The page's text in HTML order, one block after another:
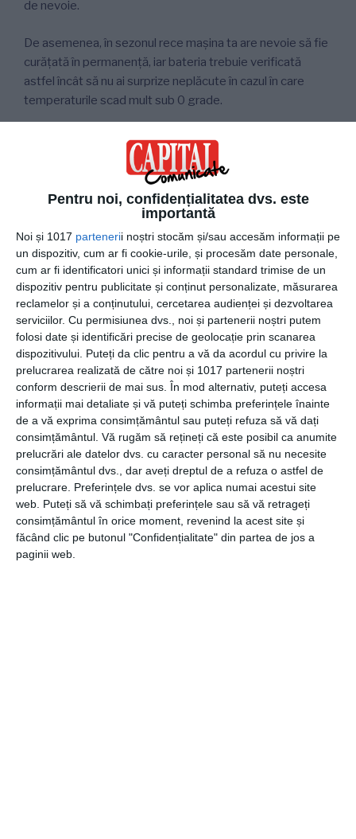
Pentru noi, confidențialitatea dvs. este
importantă
Noi și 1017 partenerii noștri stocăm și/sau accesăm informații pe
un dispozitiv, cum ar fi cookie-urile, și procesăm date personale,
cum ar fi identificatori unici și informații standard trimise de un
dispozitiv pentru publicitate și conținut personalizate, măsurarea
reclamelor și a conținutului, cercetarea audienței și dezvoltarea
serviciilor. Cu permisiunea dvs., noi și partenerii noștri putem
folosi date și identificări precise de geolocație prin scanarea
dispozitivului. Puteți da clic pentru a vă da acordul cu privire la
prelucrarea realizată de către noi și 1017 partenerii noștri
conform descrierii de mai sus. În mod alternativ, puteți accesa
informații mai detaliate și vă puteți schimba preferințele înainte
de a vă exprima consimțământul sau puteți refuza să vă dați
consimțământul. Vă rugăm să rețineți că este posibil ca anumite
prelucrări ale datelor dvs. cu caracter personal să nu necesite
consimțământul dvs., dar aveți dreptul de a refuza o astfel de
prelucrare. Preferințele dvs. se vor aplica numai acestui site
web. Puteți să vă schimbați preferințele sau să vă retrageți
consimțământul în orice moment, revenind la acest site și
făcând clic pe butonul "Confidențialitate" din partea de jos a
paginii web.
de nevoie.
De asemenea, în sezonul rece mașina ta are nevoie să fie
curățată în permanență, iar bateria trebuie verificată
astfel încât să nu ai surprize neplăcute în cazul în care
temperaturile scad mult sub 0 grade.
Cum să alegi anvelopele potrivite
pentru sezonul rece
Atunci când alegi anvelopele potrivite pentru iarnă,
trebuie să ții cont de dimensiunea potrivită mașinii tale,
respectiv de cea trecută în cartea mașinii. De asemenea,
pentru o alegere perfectă trebuie să ții cont de modelul
benzii de rulare, de structura anvelopelor, de temperatura
la care pot rula, nivelul C fiind nivelul minim specific
anvelopelor de iarnă, de indicele de viteză al anvelopelor,
de indicele de sarcină al anvelopei, de clasa de aderență,
consum sau zgomotul produs în mers. Pentru ca
anvelopele alese să fie eficiente din punct de vedere al
influențării consumului mașinii, acestea trebuie să fie
marcate cu A, pentru o eficiență ridicată, iar în ceea ce
privește aderența, pentru ca aceasta să fie cea mai bună
chiar și atunci când carosabilul este umed sau acoperit cu
zăpadă, gheață sau polei este ideal ca aceasta să fie „A”.